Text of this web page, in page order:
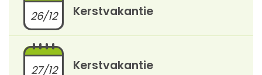
26/12 Kerstvakantie
27/12 Kerstvakantie